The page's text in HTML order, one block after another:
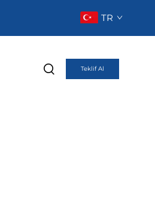
TR
Teklif Al